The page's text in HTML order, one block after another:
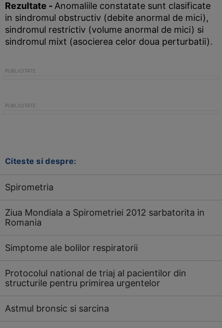
Rezultate - Anomaliile constatate sunt clasificate
in sindromul obstructiv (debite anormal de mici),
sindromul restrictiv (volume anormal de mici) si
sindromul mixt (asocierea celor doua perturbatii).
Citeste si despre:
Spirometria
Ziua Mondiala a Spirometriei 2012 sarbatorita in
Romania
Simptome ale bolilor respiratorii
Protocolul national de triaj al pacientilor din
structurile pentru primirea urgentelor
Astmul bronsic si sarcina